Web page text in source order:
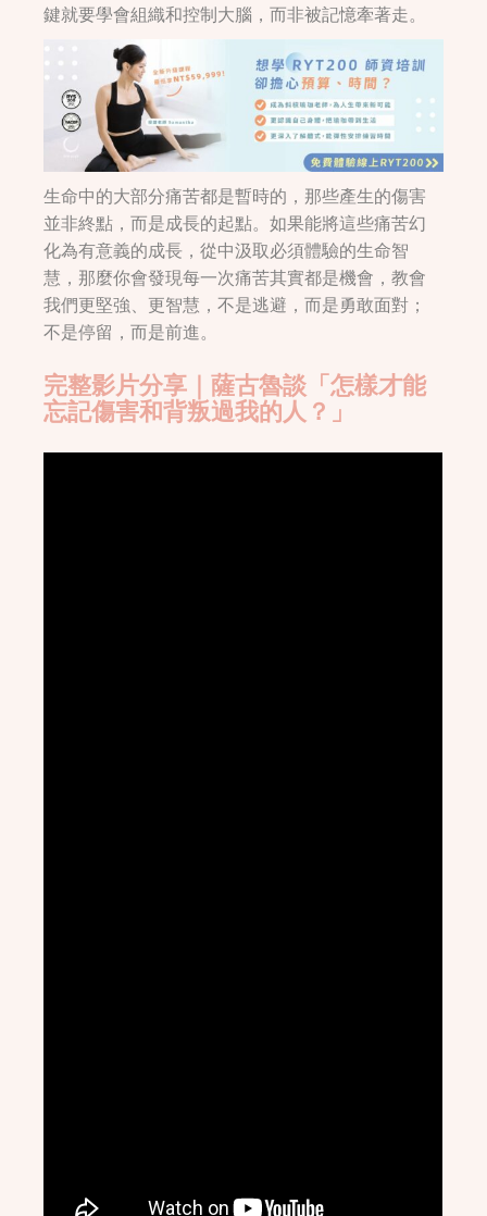
鍵就要學會組織和控制大腦，而非被記憶牽著走。
生命中的大部分痛苦都是暫時的，那些產生的傷害
並非終點，而是成長的起點。如果能將這些痛苦幻
化為有意義的成長，從中汲取必須體驗的生命智
慧，那麼你會發現每一次痛苦其實都是機會，教會
我們更堅強、更智慧，不是逃避，而是勇敢面對；
不是停留，而是前進。
完整影片分享｜薩古魯談「怎樣才能
忘記傷害和背叛過我的人？」